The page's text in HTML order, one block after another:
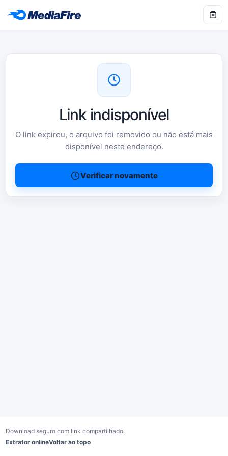
Link indisponível
O link expirou, o arquivo foi removido ou não está mais
disponível neste endereço.
Verificar novamente
Download seguro com link compartilhado.
Extrator onlineVoltar ao topo